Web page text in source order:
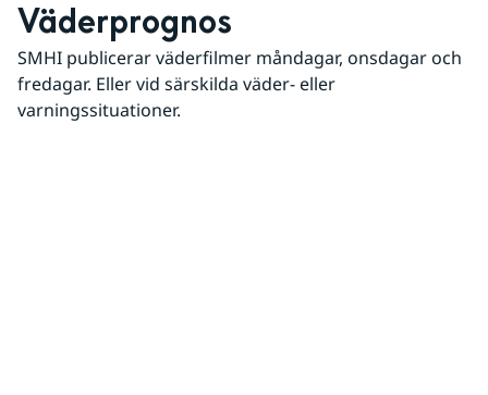
Väderprognos
SMHI publicerar väderfilmer måndagar, onsdagar och
fredagar. Eller vid särskilda väder- eller
varningssituationer.